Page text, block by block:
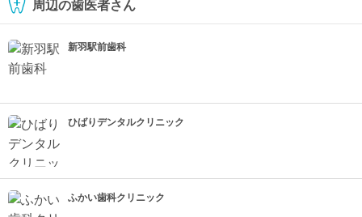
周辺の歯医者さん
新羽駅前歯科
ひばりデンタルクリニック
ふかい歯科クリニック